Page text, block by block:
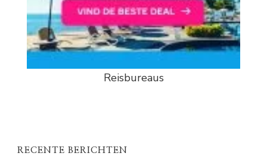
Reisbureaus
RECENTE BERICHTEN